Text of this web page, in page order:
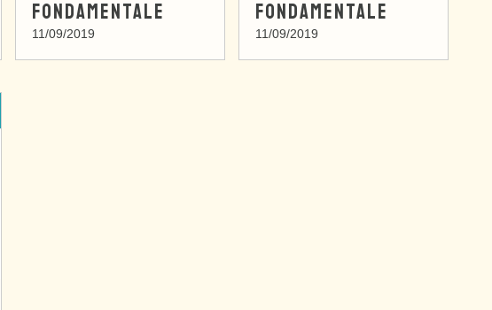
FONDAMENTALE
11/09/2019
FONDAMENTALE
11/09/2019